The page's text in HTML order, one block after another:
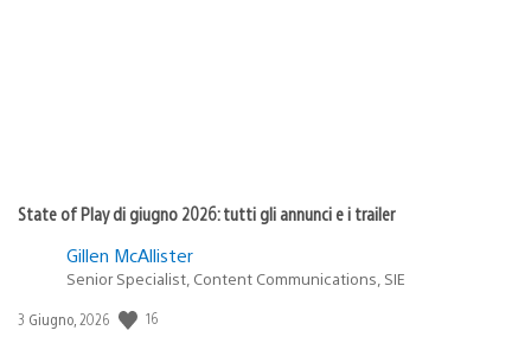
State of Play di giugno 2026: tutti gli annunci e i trailer
Gillen McAllister
Senior Specialist, Content Communications, SIE
Data
3 Giugno, 2026 16